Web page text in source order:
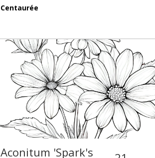
Centaurée
Aconitum 'Spark's